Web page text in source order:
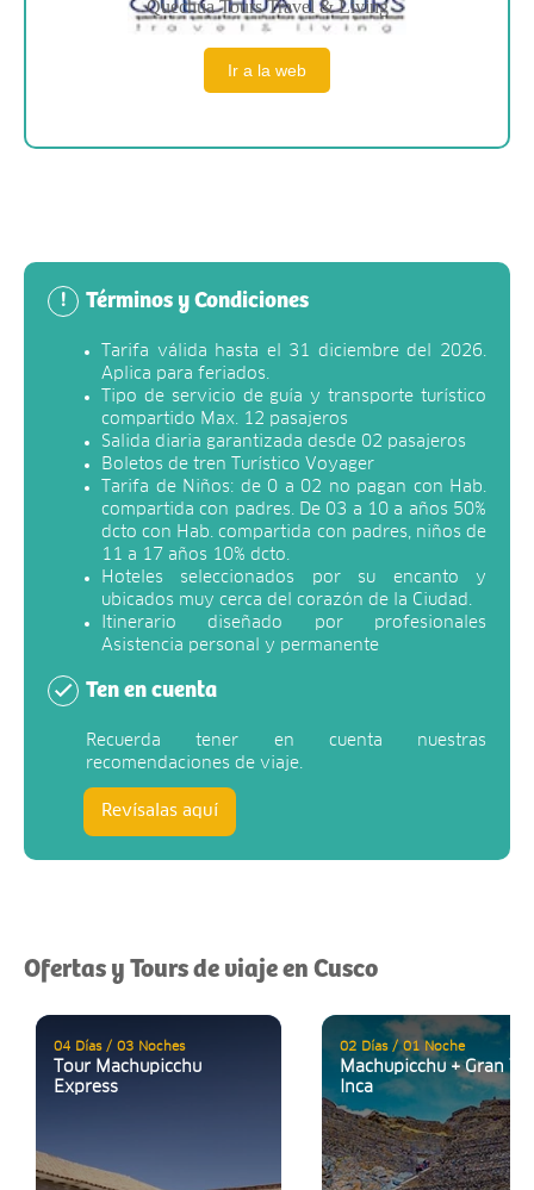
Quechua Tours Travel & Living
Ir a la web
! Términos y Condiciones
Tarifa válida hasta el 31 diciembre del 2026.
Aplica para feriados.
Tipo de servicio de guía y transporte turístico
compartido Max. 12 pasajeros
Salida diaria garantizada desde 02 pasajeros
Boletos de tren Turístico Voyager
Tarifa de Niños: de 0 a 02 no pagan con Hab.
compartida con padres. De 03 a 10 a años 50%
dcto con Hab. compartida con padres, niños de
11 a 17 años 10% dcto.
Hoteles seleccionados por su encanto y
ubicados muy cerca del corazón de la Ciudad.
Itinerario diseñado por profesionales
Asistencia personal y permanente
Ten en cuenta
Recuerda tener en cuenta nuestras
recomendaciones de viaje.
Revísalas aquí
Ofertas y Tours de viaje en Cusco
04 Días / 03 Noches
Tour Machupicchu
Express
02 Días / 01 Noche
Machupicchu + Gran
Inca